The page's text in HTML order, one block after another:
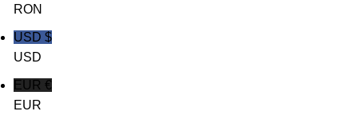
RON
USD $
USD
EUR €
EUR